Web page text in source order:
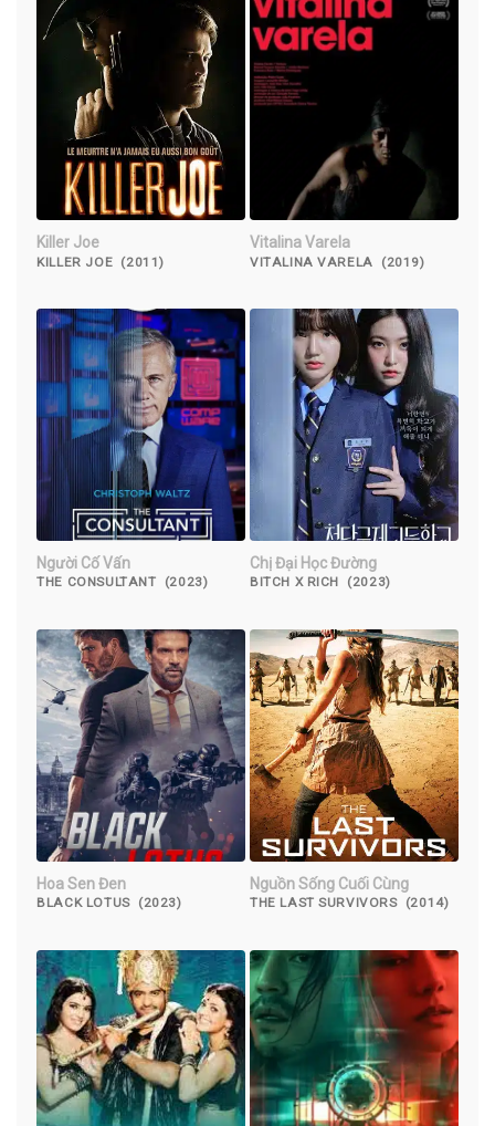
Killer Joe
KILLER JOE (2011)
Vitalina Varela
VITALINA VARELA (2019)
Người Cố Vấn
THE CONSULTANT (2023)
Chị Đại Học Đường
BITCH X RICH (2023)
Hoa Sen Đen
BLACK LOTUS (2023)
Nguồn Sống Cuối Cùng
THE LAST SURVIVORS (2014)